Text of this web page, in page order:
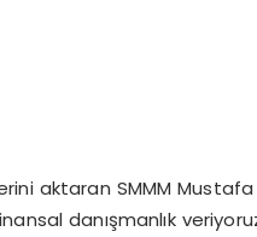
aktaran SMMM
danışmanlık